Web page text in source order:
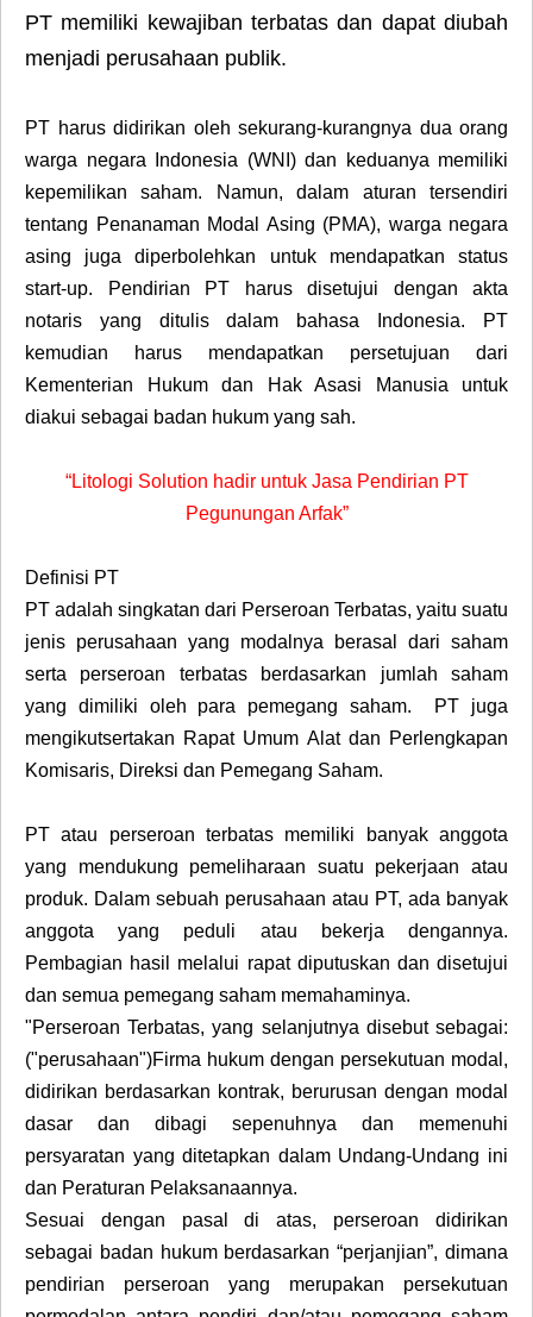
PT memiliki kewajiban terbatas dan dapat diubah
menjadi perusahaan publik.
PT harus didirikan oleh sekurang-kurangnya dua orang
warga negara Indonesia (WNI) dan keduanya memiliki
kepemilikan saham. Namun, dalam aturan tersendiri
tentang Penanaman Modal Asing (PMA), warga negara
asing juga diperbolehkan untuk mendapatkan status
start-up. Pendirian PT harus disetujui dengan akta
notaris yang ditulis dalam bahasa Indonesia. PT
kemudian harus mendapatkan persetujuan dari
Kementerian Hukum dan Hak Asasi Manusia untuk
diakui sebagai badan hukum yang sah.
“Litologi Solution hadir untuk Jasa Pendirian PT
Pegunungan Arfak”
Definisi PT
PT adalah singkatan dari Perseroan Terbatas, yaitu suatu
jenis perusahaan yang modalnya berasal dari saham
serta perseroan terbatas berdasarkan jumlah saham
yang dimiliki oleh para pemegang saham. PT juga
mengikutsertakan Rapat Umum Alat dan Perlengkapan
Komisaris, Direksi dan Pemegang Saham.
PT atau perseroan terbatas memiliki banyak anggota
yang mendukung pemeliharaan suatu pekerjaan atau
produk. Dalam sebuah perusahaan atau PT, ada banyak
anggota yang peduli atau bekerja dengannya.
Pembagian hasil melalui rapat diputuskan dan disetujui
dan semua pemegang saham memahaminya.
"Perseroan Terbatas, yang selanjutnya disebut sebagai:
("perusahaan")Firma hukum dengan persekutuan modal,
didirikan berdasarkan kontrak, berurusan dengan modal
dasar dan dibagi sepenuhnya dan memenuhi
persyaratan yang ditetapkan dalam Undang-Undang ini
dan Peraturan Pelaksanaannya.
Sesuai dengan pasal di atas, perseroan didirikan
sebagai badan hukum berdasarkan “perjanjian”, dimana
pendirian perseroan yang merupakan persekutuan